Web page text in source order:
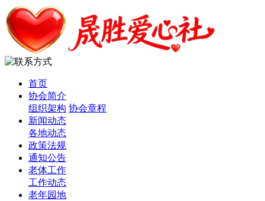
首页
协会简介
组织架构 协会章程
新闻动态
各地动态
政策法规
通知公告
老体工作
工作动态
老年园地